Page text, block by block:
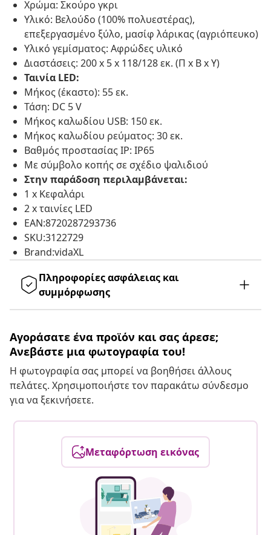
Χρώμα: Σκούρο γκρι
Υλικό: Βελούδο (100% πολυεστέρας),
επεξεργασμένο ξύλο, μασίφ λάρικας (αγριόπευκο)
Υλικό γεμίσματος: Αφρώδες υλικό
Διαστάσεις: 200 x 5 x 118/128 εκ. (Π x Β x Υ)
Ταινία LED:
Μήκος (έκαστο): 55 εκ.
Τάση: DC 5 V
Μήκος καλωδίου USB: 150 εκ.
Μήκος καλωδίου ρεύματος: 30 εκ.
Βαθμός προστασίας IP: IP65
Με σύμβολο κοπής σε σχέδιο ψαλιδιού
Στην παράδοση περιλαμβάνεται:
1 x Κεφαλάρι
2 x ταινίες LED
EAN:8720287293736
SKU:3122729
Brand:vidaXL
Πληροφορίες ασφάλειας και
συμμόρφωσης
Αγοράσατε ένα προϊόν και σας άρεσε;
Ανεβάστε μια φωτογραφία του!
Η φωτογραφία σας μπορεί να βοηθήσει άλλους
πελάτες. Χρησιμοποιήστε τον παρακάτω σύνδεσμο
για να ξεκινήσετε.
Μεταφόρτωση εικόνας